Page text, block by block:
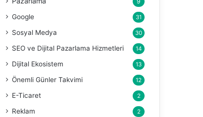
Google 31
Sosyal Medya 30
SEO ve Dijital Pazarlama Hizmetleri 14
Dijital Ekosistem 13
Önemli Günler Takvimi 12
E-Ticaret 2
Reklam 2